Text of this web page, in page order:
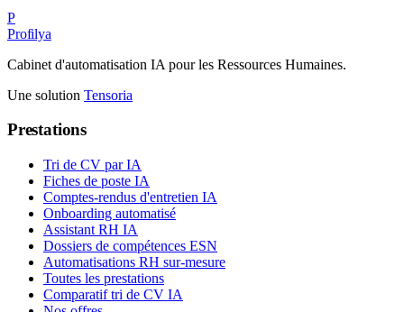
P
Profilya
Cabinet d'automatisation IA pour les Ressources Humaines.
Une solution Tensoria
Prestations
Tri de CV par IA
Fiches de poste IA
Comptes-rendus d'entretien IA
Onboarding automatisé
Assistant RH IA
Dossiers de compétences ESN
Automatisations RH sur-mesure
Toutes les prestations
Comparatif tri de CV IA